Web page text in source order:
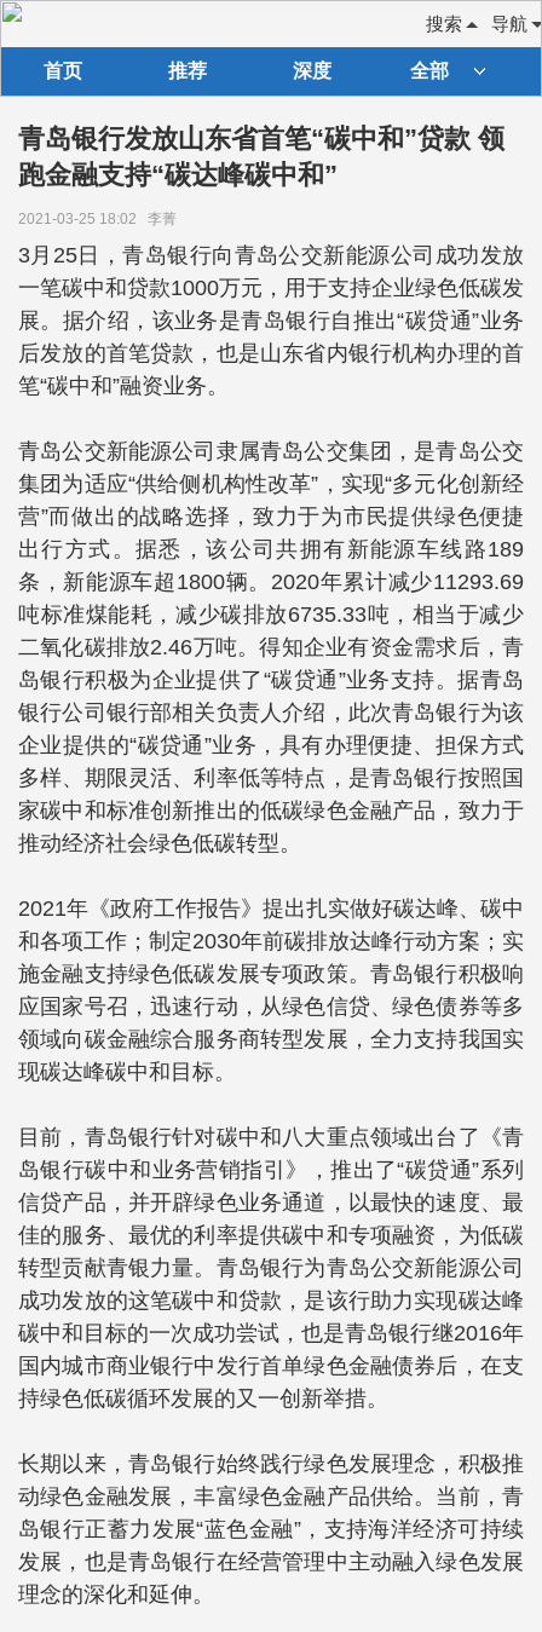
导航
搜索
首页 推荐 深度 全部
青岛银行发放山东省首笔“碳中和”贷款 领
跑金融支持“碳达峰碳中和”
2021-03-25 18:02 李菁
3月25日，青岛银行向青岛公交新能源公司成功发放
一笔碳中和贷款1000万元，用于支持企业绿色低碳发
展。据介绍，该业务是青岛银行自推出“碳贷通”业务
后发放的首笔贷款，也是山东省内银行机构办理的首
笔“碳中和”融资业务。
青岛公交新能源公司隶属青岛公交集团，是青岛公交
集团为适应“供给侧机构性改革”，实现“多元化创新经
营”而做出的战略选择，致力于为市民提供绿色便捷
出行方式。据悉，该公司共拥有新能源车线路189
条，新能源车超1800辆。2020年累计减少11293.69
吨标准煤能耗，减少碳排放6735.33吨，相当于减少
二氧化碳排放2.46万吨。得知企业有资金需求后，青
岛银行积极为企业提供了“碳贷通”业务支持。据青岛
银行公司银行部相关负责人介绍，此次青岛银行为该
企业提供的“碳贷通”业务，具有办理便捷、担保方式
多样、期限灵活、利率低等特点，是青岛银行按照国
家碳中和标准创新推出的低碳绿色金融产品，致力于
推动经济社会绿色低碳转型。
2021年《政府工作报告》提出扎实做好碳达峰、碳中
和各项工作；制定2030年前碳排放达峰行动方案；实
施金融支持绿色低碳发展专项政策。青岛银行积极响
应国家号召，迅速行动，从绿色信贷、绿色债券等多
领域向碳金融综合服务商转型发展，全力支持我国实
现碳达峰碳中和目标。
目前，青岛银行针对碳中和八大重点领域出台了《青
岛银行碳中和业务营销指引》，推出了“碳贷通”系列
信贷产品，并开辟绿色业务通道，以最快的速度、最
佳的服务、最优的利率提供碳中和专项融资，为低碳
转型贡献青银力量。青岛银行为青岛公交新能源公司
成功发放的这笔碳中和贷款，是该行助力实现碳达峰
碳中和目标的一次成功尝试，也是青岛银行继2016年
国内城市商业银行中发行首单绿色金融债券后，在支
持绿色低碳循环发展的又一创新举措。
长期以来，青岛银行始终践行绿色发展理念，积极推
动绿色金融发展，丰富绿色金融产品供给。当前，青
岛银行正蓄力发展“蓝色金融”，支持海洋经济可持续
发展，也是青岛银行在经营管理中主动融入绿色发展
理念的深化和延伸。